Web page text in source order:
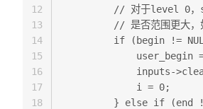
// 对于level 0，
// 是否范围更大
if (begin !=
user_begin
inputs-
             i = 0;
} else if (end
12
13
14
15
16
17
18